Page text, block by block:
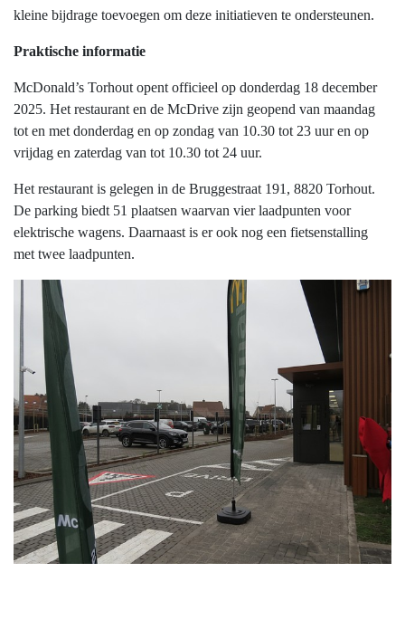
kleine bijdrage toevoegen om deze initiatieven te ondersteunen.
Praktische informatie
McDonald’s Torhout opent officieel op donderdag 18 december
2025. Het restaurant en de McDrive zijn geopend van maandag
tot en met donderdag en op zondag van 10.30 tot 23 uur en op
vrijdag en zaterdag van tot 10.30 tot 24 uur.
Het restaurant is gelegen in de Bruggestraat 191, 8820 Torhout.
De parking biedt 51 plaatsen waarvan vier laadpunten voor
elektrische wagens. Daarnaast is er ook nog een fietsenstalling
met twee laadpunten.